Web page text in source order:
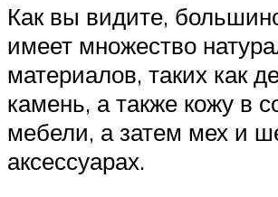
Как вы видите,
имеет множество
материалов, таких как
камень, а также кожу в
мебели, а затем мех и
аксессуарах.